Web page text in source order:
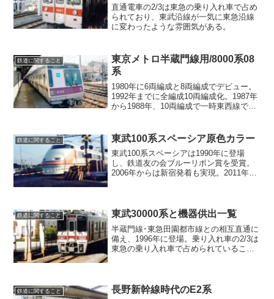
直通電車の2/3は東急の乗り入れ車で占め
られており、東武沿線が一気に東急沿線
に変わったような雰囲気がある。
鉄道に関すること
東京メトロ半蔵門線用/8000系08
系
1980年に6両編成と8両編成でデビュー。
1992年までに全編成10両編成化。1987年
から1988年、10両編成で一時東西線でも
鉄道に関すること 東武100系スペーシア原色カラー
東武100系スペーシアは1990年に登場
し、鉄道友の会ブルーリボン賞を受賞。
2006年からは新宿発着も実現。2011年か
鉄道に関すること 東武30000系と機器供出一覧
半蔵門線･東急田園都市線との相互直通に
備え、1996年に登場。乗り入れ車の2/3は
東急の乗り入れ車で占められていること
鉄道に関すること 長野新幹線時代のE2系